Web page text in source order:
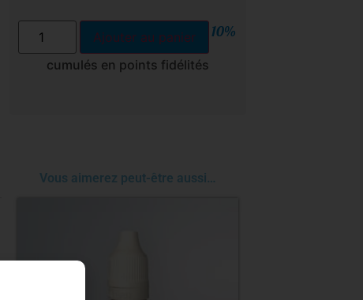
Ajouter au panier 10%
cumulés en points fidélités
Vous aimerez peut-être aussi…